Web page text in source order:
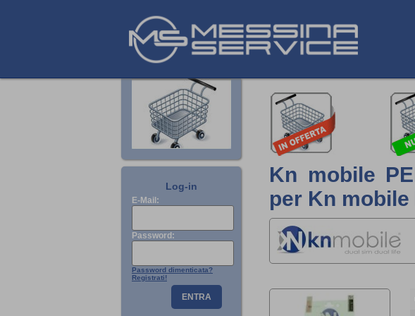
Log-in
E-Mail:
Password:
Password dimenticata?
Registrati!
ENTRA
Kn mobile
per Kn mobile